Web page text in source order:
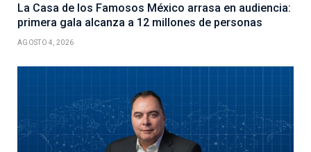
La Casa de los Famosos México arrasa en audiencia:
primera gala alcanza a 12 millones de personas
AGOSTO 4, 2026